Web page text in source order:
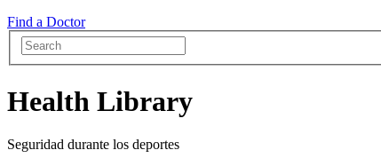
Find a Doctor
Health Library
Seguridad durante los deportes